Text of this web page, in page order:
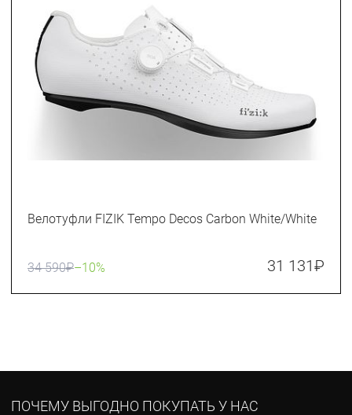
Велотуфли FIZIK Tempo Decos Carbon White/White
34 590₽–10% 31 131₽
ПОЧЕМУ ВЫГОДНО ПОКУПАТЬ У НАС